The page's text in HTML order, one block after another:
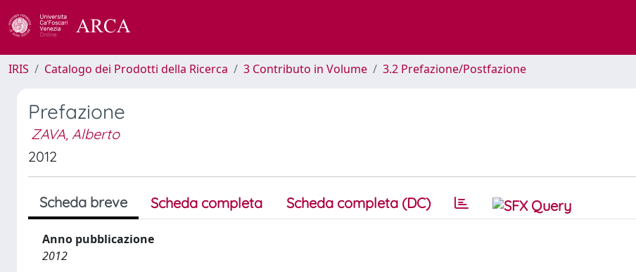
IRIS Catalogo dei Prodotti della Ricerca 3 Contributo in Volume 3.2 Prefazione/Postfazione
Prefazione
ZAVA, Alberto
2012
Scheda breve Scheda completa Scheda completa (DC)
Anno pubblicazione
2012